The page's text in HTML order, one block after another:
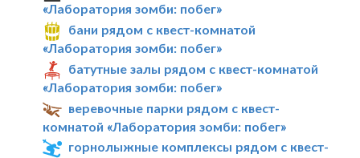
«Лаборатория зомби: побег»
бани рядом с квест-комнатой
«Лаборатория зомби: побег»
батутные залы рядом с квест-комнатой
«Лаборатория зомби: побег»
веревочные парки рядом с квест-
комнатой «Лаборатория зомби: побег»
горнолыжные комплексы рядом с квест-